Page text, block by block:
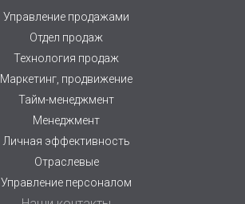
Управление продажами
Отдел продаж
Технология продаж
Маркетинг, продвижение
Тайм-менеджмент
Менеджмент
Личная эффективность
Отраслевые
Управление персоналом